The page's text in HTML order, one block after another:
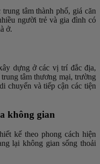
tâm thành phố, giá căn
người trẻ và gia đình có
ở.
dựng ở các vị trí đắc địa,
tâm thương mại, trường
chuyển và tiếp cận các tiện
không gian
kế theo phong cách hiện
lại không gian sống thoải